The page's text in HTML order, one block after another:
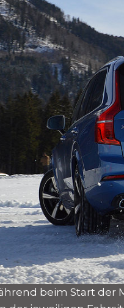
beim Start der